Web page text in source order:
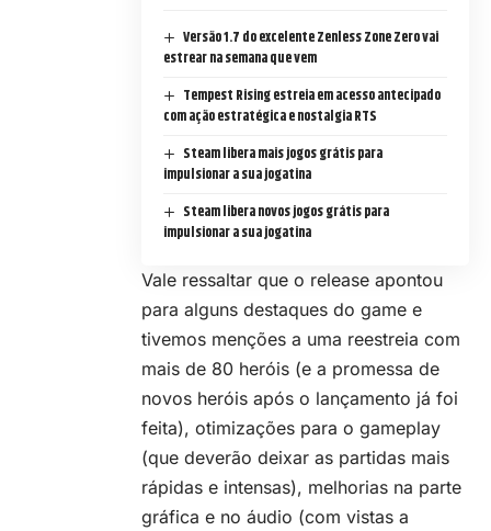
Versão 1.7 do excelente Zenless Zone Zero vai
estrear na semana que vem
Tempest Rising estreia em acesso antecipado
com ação estratégica e nostalgia RTS
Steam libera mais jogos grátis para
impulsionar a sua jogatina
Steam libera novos jogos grátis para
impulsionar a sua jogatina
Vale ressaltar que o release apontou
para alguns destaques do game e
tivemos menções a uma reestreia com
mais de 80 heróis (e a promessa de
novos heróis após o lançamento já foi
feita), otimizações para o gameplay
(que deverão deixar as partidas mais
rápidas e intensas), melhorias na parte
gráfica e no áudio (com vistas a